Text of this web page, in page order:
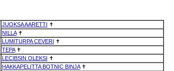
JUOKSA AARETTI ✝
NILLA✝
LUMITURPA CEVERI ✝
TEPA✝
LECIBSIN OLEKSI ✝
HAKKAPELITTA BOTNIC BINJA✝